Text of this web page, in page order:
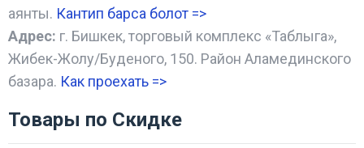
аянты. Кантип барса болот =>
Адрес: г. Бишкек, торговый комплекс «Таблыга»,
Жибек-Жолу/Буденого, 150. Район Аламединского
базара. Как проехать =>
Товары по Скидке